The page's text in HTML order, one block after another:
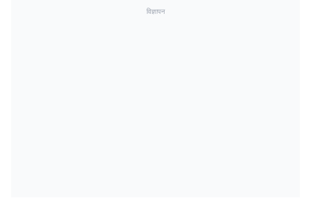
विज्ञापन